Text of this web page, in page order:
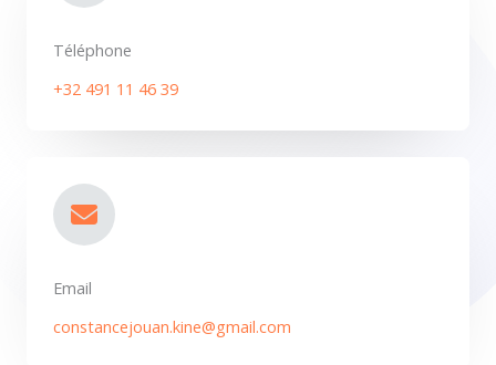
Téléphone
+32 491 11 46 39
Email
constancejouan.kine@gmail.com